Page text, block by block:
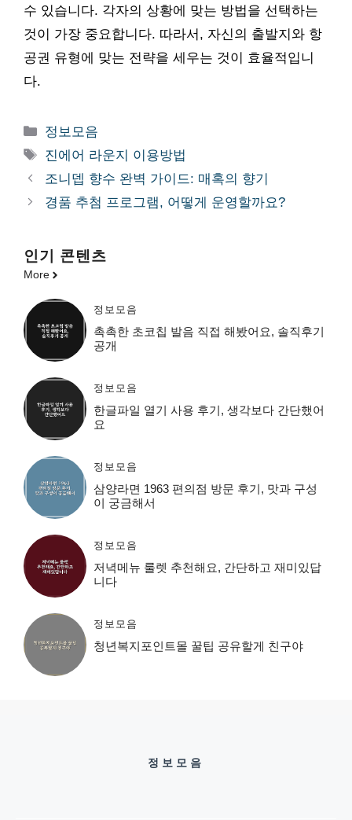
수 있습니다. 각자의 상황에 맞는 방법을 선택하는
것이 가장 중요합니다. 따라서, 자신의 출발지와 항
공권 유형에 맞는 전략을 세우는 것이 효율적입니
다.
카
테
리
정보모음
태
그
진에어 라운지 이용방법
조니뎁 향수 완벽 가이드: 매혹의 향기
경품 추첨 프로그램, 어떻게 운영할까요?
인기 콘텐츠
More
정보모음
촉촉한 초코칩 발음 직접 해봤어요, 솔직후기
공개
정보모음
한글파일 열기 사용 후기, 생각보다 간단했어
요
정보모음
삼양라면 1963 편의점 방문 후기, 맛과 구성
이 궁금해서
정보모음
저녁메뉴 룰렛 추천해요, 간단하고 재미있답
니다
정보모음
청년복지포인트몰 꿀팁 공유할게 친구야
정보모음